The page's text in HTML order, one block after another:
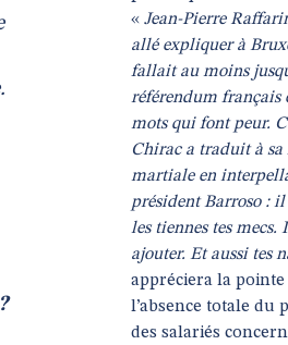
« Jean-Pierre
allé expliquer à
fallait au moins
référendum français
mots qui font peur.
Chirac a traduit à sa
martiale en
président Barroso :
les tiennes tes
ajouter. Et aussi tes
appréciera la
l’absence totale du
des salariés